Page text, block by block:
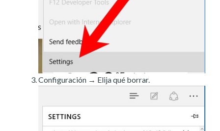
Configuración → Elija qué borrar.